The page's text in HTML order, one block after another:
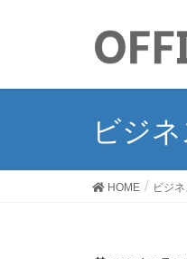
ビジ
HOME ビジ